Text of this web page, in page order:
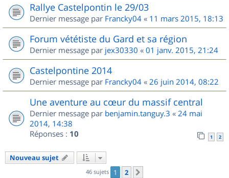
Rallye Castelpontin le 29/03
Dernier message par Francky04 « 11 mars 2015, 18:13
Forum vététiste du Gard et sa région
Dernier message par jex30330 « 01 janv. 2015, 21:24
Castelpontine 2014
Dernier message par Francky04 « 26 juin 2014, 08:22
Une aventure au cœur du massif central
Dernier message par benjamin.tanguy.3 « 24 mai
2014, 14:38
Réponses : 10 1 2
Nouveau sujet
46 sujets 1 2